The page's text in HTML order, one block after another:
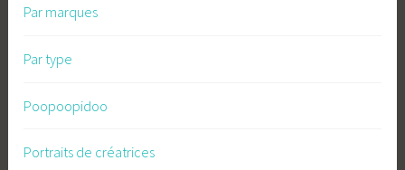
Par marques
Par type
Poopoopidoo
Portraits de créatrices